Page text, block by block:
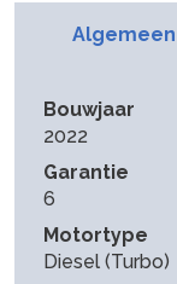
Algemeen
Bouwjaar
2022
Garantie
6
Motortype
Diesel (Turbo)